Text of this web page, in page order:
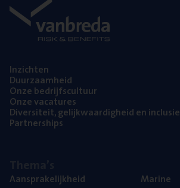
Inzich­ten
Duur­zaam­heid
Onze bedrijfs­cul­tuur
Onze vaca­tu­res
Diver­si­teit, gelijk­waar­dig­heid en inclusie
Part­ner­ships
Aan­spra­ke­lijk­heid
Mari­ne